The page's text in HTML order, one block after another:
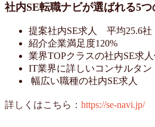
社内SE転職ナビが選ばれる5つ
提案社内SE求人 平均25.6社
紹介企業満足度120%
業界TOPクラスの社内SE求
IT業界に詳しいコンサルタン
幅広い職種の社内SE求人
詳しくはこちら： https://se-navi.jp/